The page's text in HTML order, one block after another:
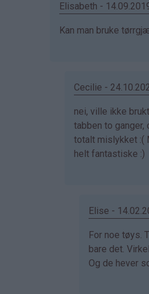
Elisabeth -
Som
June
bekreftet)
Kan man bruke
Cecilie -
Som
svar
på
av
nei, ville ikke
tabben to
totalt mislykket :(
helt fantastiske :)
Elise -
Som
svar
på
For noe tøys.
bare det.
Og de hever